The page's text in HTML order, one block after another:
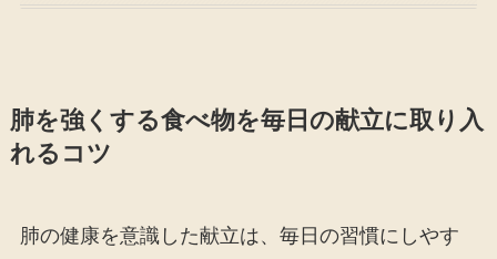
肺を強くする食べ物を毎日の献立に取り入
れるコツ
肺の健康を意識した献立は、毎日の習慣にしやす